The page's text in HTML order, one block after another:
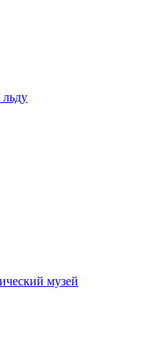
льду
музей